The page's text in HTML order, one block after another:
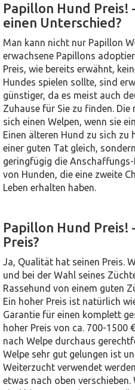
Papillon Hund Preis!
einen Unterschied?
Man kann nicht nur Papillon
erwachsene Papillons
Preis, wie bereits erwähnt,
Hundes spielen sollte, sind
günstiger, da es meist auch
Zuhause für Sie zu finden.
sich einen Welpen, wenn sie
Einen älteren Hund zu sich
einer guten Tat gleich,
geringfügig die
von Hunden, die eine zweite
Leben erhalten haben.
Papillon Hund Preis!
Preis?
Ja, Qualität hat seinen Preis.
und bei der Wahl seines
Rassehund von einem guten
Ein hoher Preis ist natürlich
Garantie für einen komplett
hoher Preis von ca. 700-1500
nach Welpe durchaus
Welpe sehr gut gelungen ist
Weiterzucht verwendet
etwas nach oben